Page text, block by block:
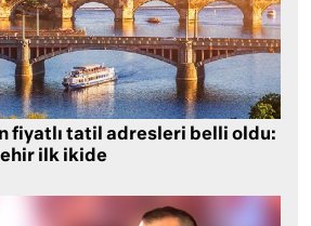
fiyatlı tatil adresleri belli oldu:
ilk ikide